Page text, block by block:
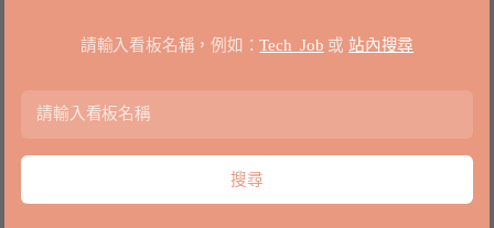
請輸入看板名稱，例如：Tech_Job 或 站內搜尋